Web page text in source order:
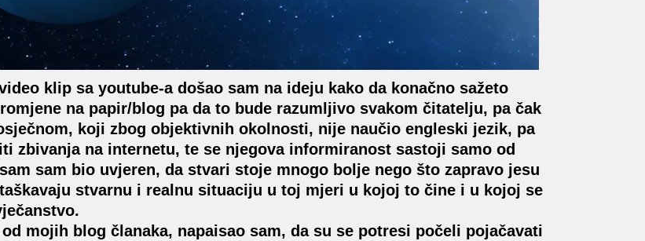
klip sa youtube-a došao sam na ideju kako da konačno sažeto
na papir/blog pa da to bude razumljivo svakom čitatelju, pa čak
koji zbog objektivnih okolnosti, nije naučio engleski jezik, pa
zbivanja na internetu, te se njegova informiranost sastoji samo od
sam bio uvjeren, da stvari stoje mnogo bolje nego što zapravo jesu
stvarnu i realnu situaciju u toj mjeri u kojoj to čine i u kojoj se
mojih blog članaka, napaisao sam, da su se potresi počeli pojačavati